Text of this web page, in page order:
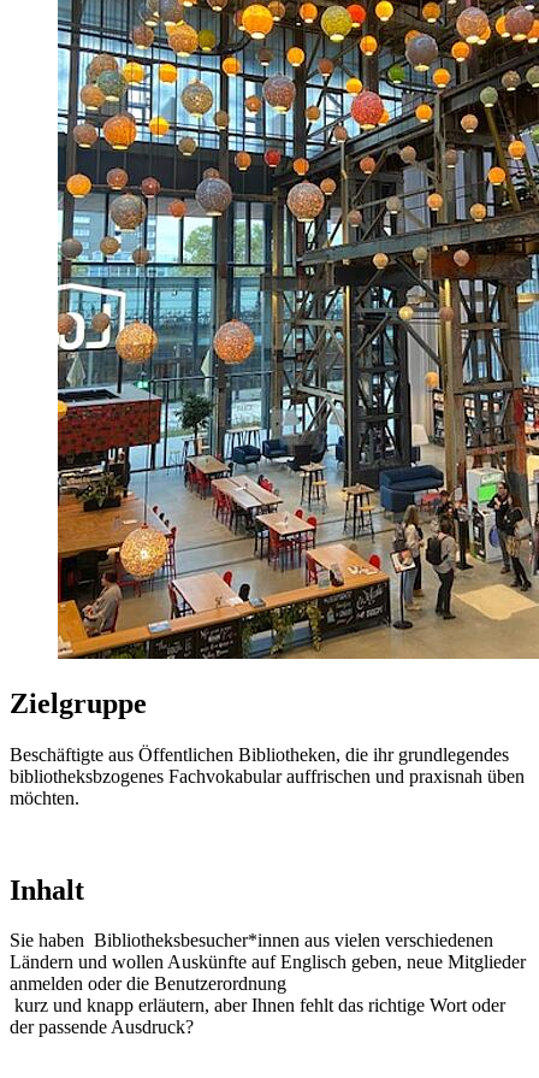
Zielgruppe
Beschäftigte aus Öffentlichen Bibliotheken, die ihr grundlegendes
bibliotheksbzogenes Fachvokabular auffrischen und praxisnah üben
möchten.
Inhalt
Sie haben Bibliotheksbesucher*innen aus vielen verschiedenen
Ländern und wollen Auskünfte auf Englisch geben, neue Mitglieder
anmelden oder die Benutzerordnung
kurz und knapp erläutern, aber Ihnen fehlt das richtige Wort oder
der passende Ausdruck?